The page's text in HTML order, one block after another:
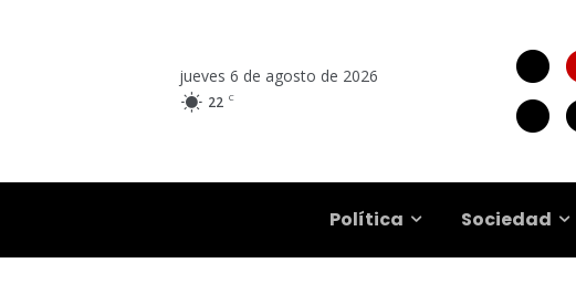
jueves 6 de agosto de 2026
22 C
Política Sociedad